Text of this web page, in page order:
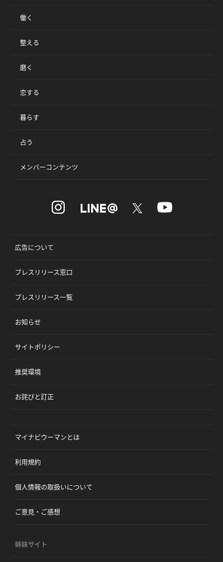
働く
整える
磨く
恋する
暮らす
占う
メンバーコンテンツ
広告について
プレスリリース窓口
プレスリリース一覧
お知らせ
サイトポリシー
推奨環境
お詫びと訂正
マイナビウーマンとは
利用規約
個人情報の取扱いについて
ご意見・ご感想
姉妹サイト